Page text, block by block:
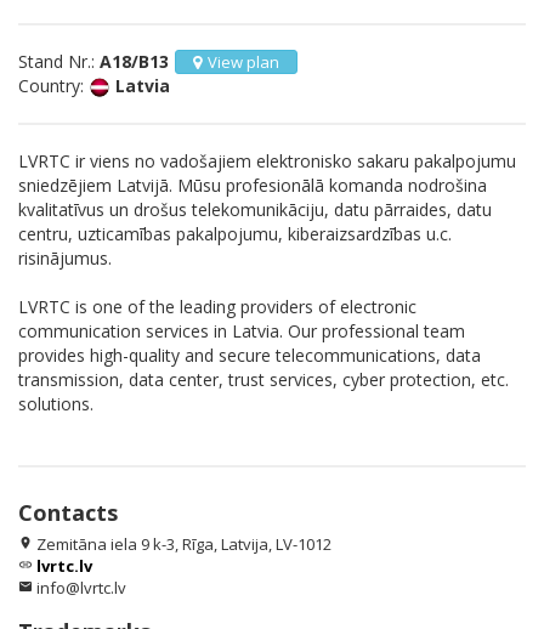
Stand Nr.: A18/B13 View plan
Country: Latvia
LVRTC ir viens no vadošajiem elektronisko sakaru pakalpojumu
sniedzējiem Latvijā. Mūsu profesionālā komanda nodrošina
kvalitatīvus un drošus telekomunikāciju, datu pārraides, datu
centru, uzticamības pakalpojumu, kiberaizsardzības u.c.
risinājumus.
LVRTC is one of the leading providers of electronic
communication services in Latvia. Our professional team
provides high-quality and secure telecommunications, data
transmission, data center, trust services, cyber protection, etc.
solutions.
Contacts
location_on Zemitāna iela 9 k-3, Rīga, Latvija, LV-1012
link lvrtc.lv
email info@lvrtc.lv